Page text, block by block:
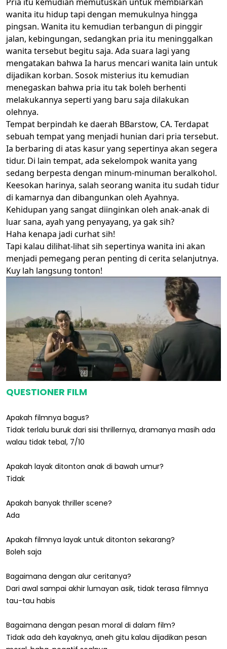
wanita itu hidup tapi dengan memukulnya hingga
pingsan. Wanita itu kemudian terbangun di pinggir
jalan, kebingungan, sedangkan pria itu meninggalkan
wanita tersebut begitu saja. Ada suara lagi yang
mengatakan bahwa Ia harus mencari wanita lain untuk
dijadikan korban. Sosok misterius itu kemudian
menegaskan bahwa pria itu tak boleh berhenti
melakukannya seperti yang baru saja dilakukan
olehnya.
Tempat berpindah ke daerah BBarstow, CA. Terdapat
sebuah tempat yang menjadi hunian dari pria tersebut.
Ia berbaring di atas kasur yang sepertinya akan segera
tidur. Di lain tempat, ada sekelompok wanita yang
sedang berpesta dengan minum-minuman beralkohol.
Keesokan harinya, salah seorang wanita itu sudah tidur
di kamarnya dan dibangunkan oleh Ayahnya.
Kehidupan yang sangat diinginkan oleh anak-anak di
luar sana, ayah yang penyayang, ya gak sih?
Haha kenapa jadi curhat sih!
Tapi kalau dilihat-lihat sih sepertinya wanita ini akan
menjadi pemegang peran penting di cerita selanjutnya.
Kuy lah langsung tonton!
QUESTIONER FILM
Apakah filmnya bagus?
Tidak terlalu buruk dari sisi thrillernya, dramanya masih ada
walau tidak tebal, 7/10
Apakah layak ditonton anak di bawah umur?
Tidak
Apakah banyak thriller scene?
Ada
Apakah filmnya layak untuk ditonton sekarang?
Boleh saja
Bagaimana dengan alur ceritanya?
Dari awal sampai akhir lumayan asik, tidak terasa filmnya
tau-tau habis
Bagaimana dengan pesan moral di dalam film?
Tidak ada deh kayaknya, aneh gitu kalau dijadikan pesan